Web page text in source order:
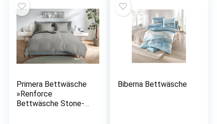
Primera Bettwäsche
»Renforce
Bettwäsche Stone-
Biberna Bettwäsche